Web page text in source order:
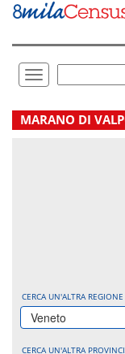
Vai
direttamente
Toggle
navigation
.
MARANO DI
CERCA UN'ALTRA REGIONE
Veneto
CERCA UN'ALTRA